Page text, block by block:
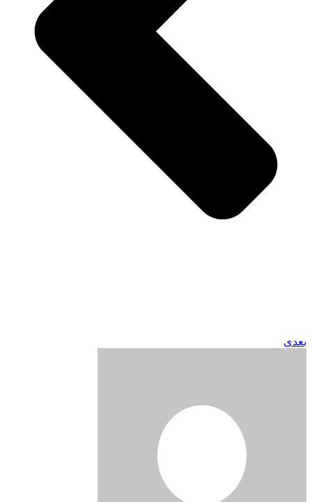
بعدی